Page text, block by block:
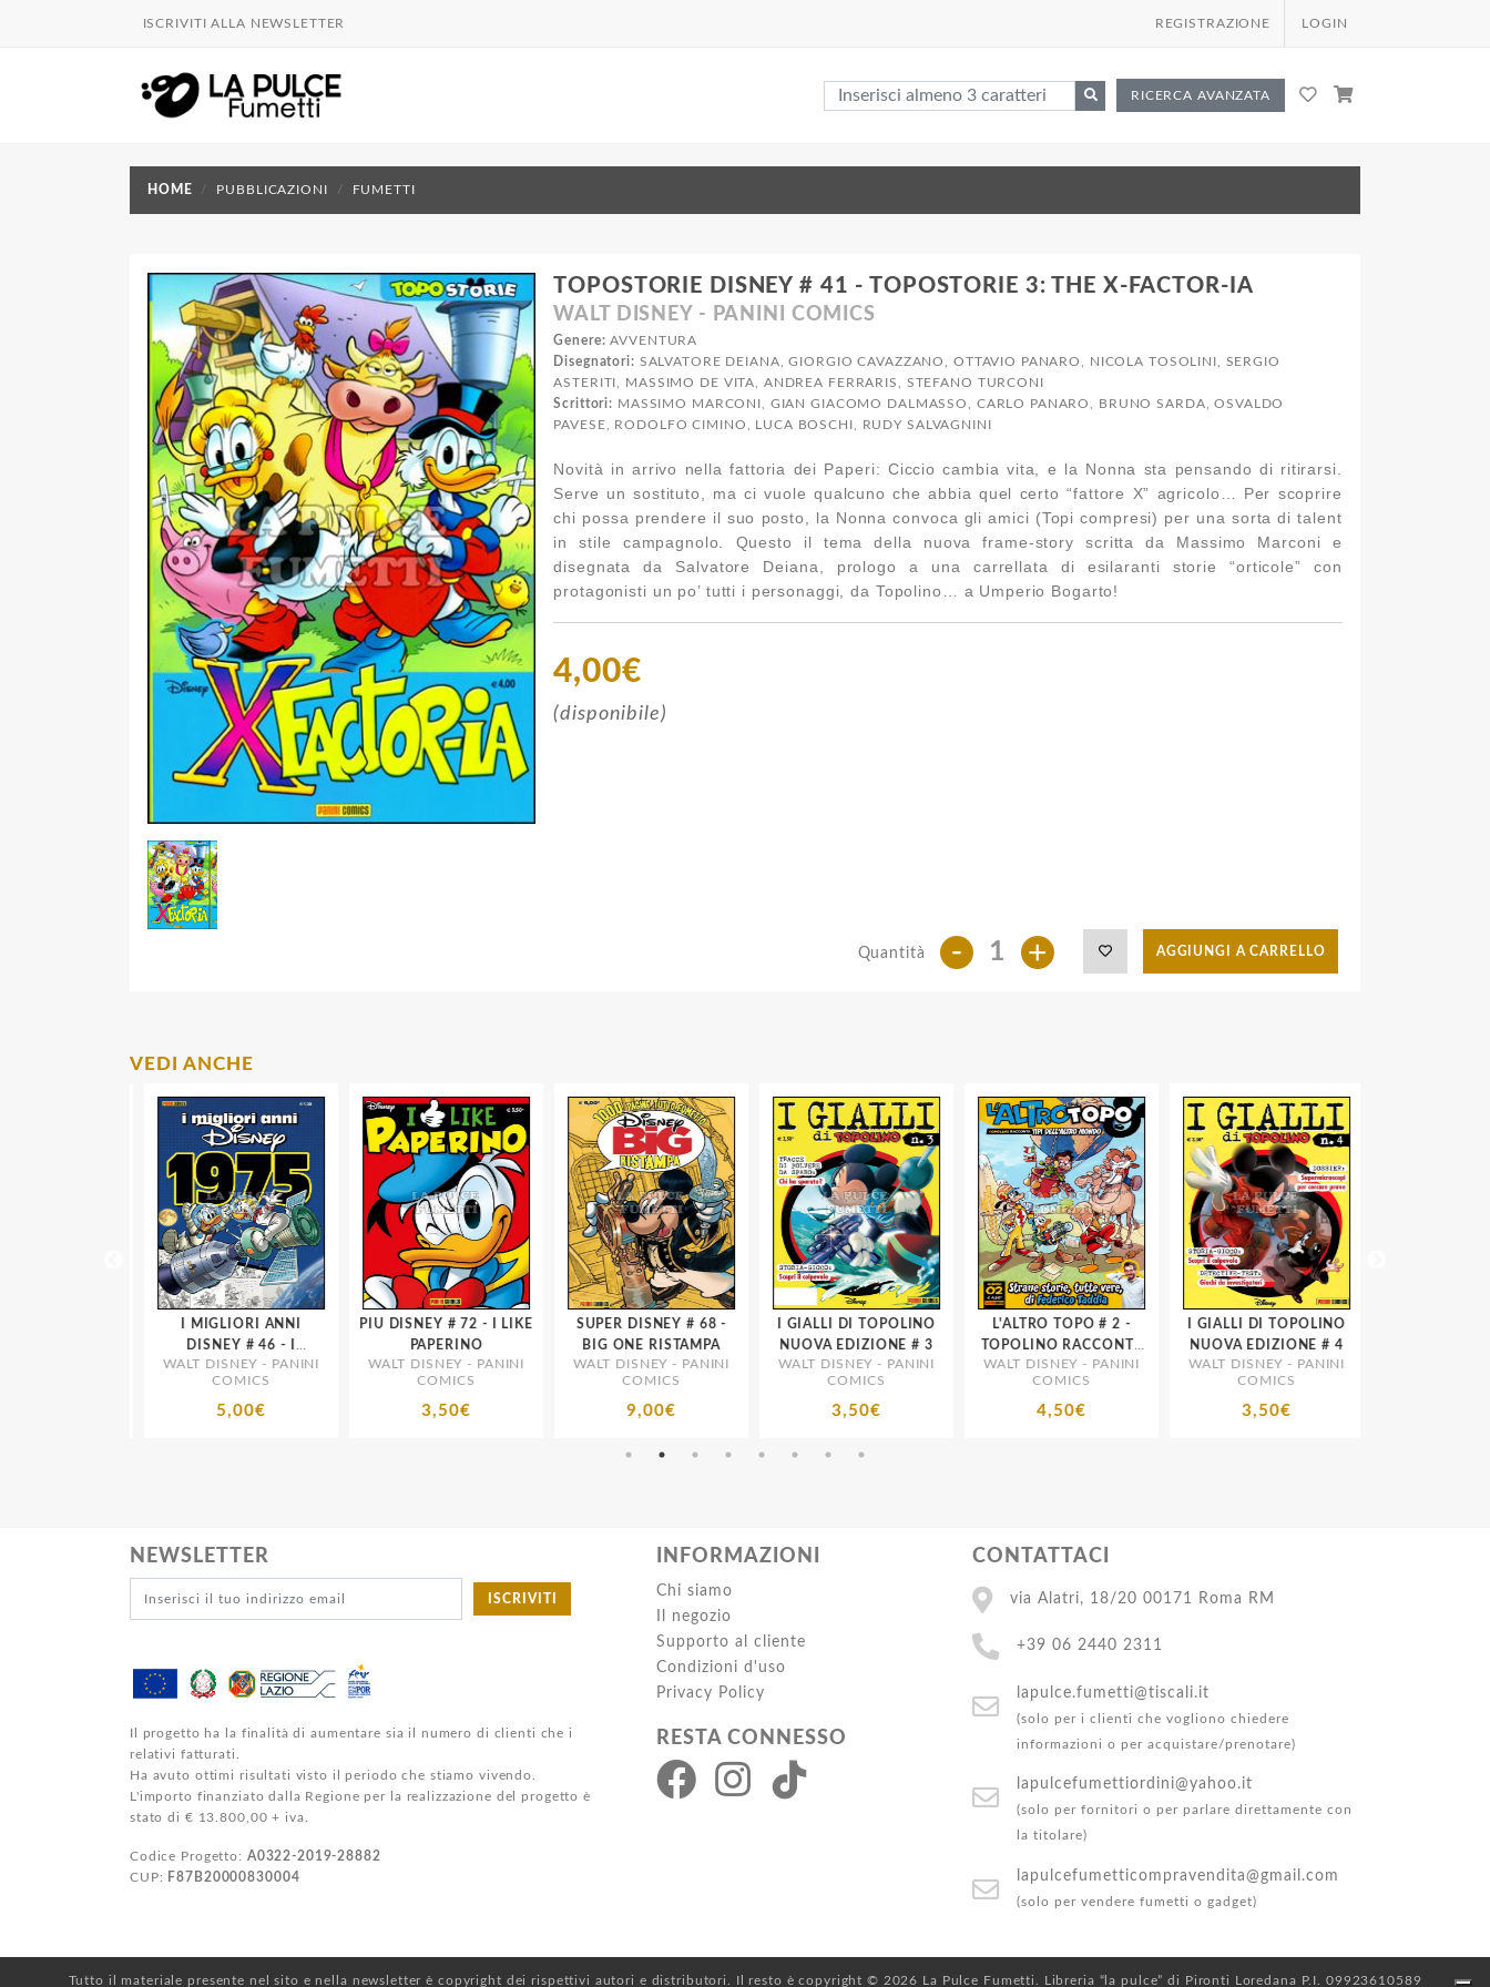
ISCRIVITI ALLA NEWSLETTER REGISTRAZIONE LOGIN
RICERCA AVANZATA
HOME PUBBLICAZIONI FUMETTI
TOPOSTORIE DISNEY # 41 - TOPOSTORIE 3: THE X-FACTOR-IA
WALT DISNEY - PANINI COMICS
Genere: AVVENTURA
Disegnatori: SALVATORE DEIANA, GIORGIO CAVAZZANO, OTTAVIO PANARO, NICOLA TOSOLINI, SERGIO
ASTERITI, MASSIMO DE VITA, ANDREA FERRARIS, STEFANO TURCONI
Scrittori: MASSIMO MARCONI, GIAN GIACOMO DALMASSO, CARLO PANARO, BRUNO SARDA, OSVALDO
PAVESE, RODOLFO CIMINO, LUCA BOSCHI, RUDY SALVAGNINI
Novità in arrivo nella fattoria dei Paperi: Ciccio cambia vita, e la Nonna sta pensando di ritirarsi.
Serve un sostituto, ma ci vuole qualcuno che abbia quel certo “fattore X” agricolo… Per scoprire
chi possa prendere il suo posto, la Nonna convoca gli amici (Topi compresi) per una sorta di talent
in stile campagnolo. Questo il tema della nuova frame-story scritta da Massimo Marconi e
disegnata da Salvatore Deiana, prologo a una carrellata di esilaranti storie “orticole” con
protagonisti un po’ tutti i personaggi, da Topolino… a Umperio Bogarto!
4,00€
(disponibile)
Quantità - + AGGIUNGI A CARRELLO
VEDI ANCHE
I MIGLIORI ANNI
DISNEY # 46 - I
MIGLIORI ANNI 16 -
1975
WALT DISNEY - PANINI
COMICS
5,00€
PIU DISNEY # 72 - I LIKE
PAPERINO
WALT DISNEY - PANINI
COMICS
3,50€
SUPER DISNEY # 68 -
BIG ONE RISTAMPA
WALT DISNEY - PANINI
COMICS
9,00€
I GIALLI DI TOPOLINO
NUOVA EDIZIONE # 3
WALT DISNEY - PANINI
COMICS
3,50€
L'ALTRO TOPO # 2 -
TOPOLINO RACCONTA
TIPI DELL'ALTRO
MONDO
WALT DISNEY - PANINI
COMICS
4,50€
I GIALLI DI TOPOLINO
NUOVA EDIZIONE # 4
WALT DISNEY - PANINI
COMICS
3,50€
NEWSLETTER
ISCRIVITI
Il progetto ha la finalità di aumentare sia il numero di clienti che i
relativi fatturati.
Ha avuto ottimi risultati visto il periodo che stiamo vivendo.
L'importo finanziato dalla Regione per la realizzazione del progetto è
stato di € 13.800,00 + iva.
Codice Progetto: A0322-2019-28882
CUP: F87B20000830004
INFORMAZIONI
Chi siamo
Il negozio
Supporto al cliente
Condizioni d'uso
Privacy Policy
RESTA CONNESSO
CONTATTACI
via Alatri, 18/20 00171 Roma RM
+39 06 2440 2311
lapulce.fumetti@tiscali.it
(solo per i clienti che vogliono chiedere
informazioni o per acquistare/prenotare)
lapulcefumettiordini@yahoo.it
(solo per fornitori o per parlare direttamente con
la titolare)
lapulcefumetticompravendita@gmail.com
(solo per vendere fumetti o gadget)
Tutto il materiale presente nel sito e nella newsletter è copyright dei rispettivi autori e distributori. Il resto è copyright © 2026 La Pulce Fumetti. Libreria “la pulce” di Pironti Loredana P.I. 09923610589